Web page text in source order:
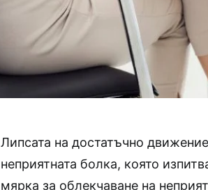
Липсата на достатъчно
неприятната болка, която
мярка за облекчаване на